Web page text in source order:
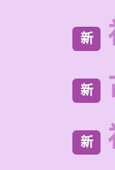
新
新
新